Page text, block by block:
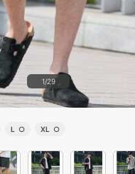
1/29
L ○ XL ○